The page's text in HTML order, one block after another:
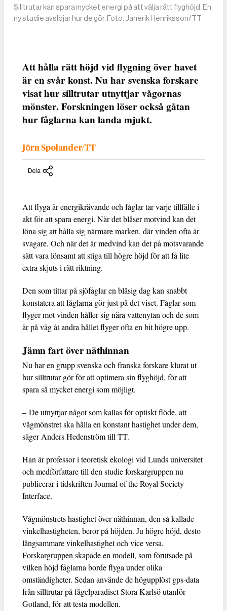
Silltrutar kan spara mycket energi på att välja rätt flyghöjd. En
ny studie avslöjar hur de gör. Foto: Janerik Henriksson/TT
Att hålla rätt höjd vid flygning över havet
är en svår konst. Nu har svenska forskare
visat hur silltrutar utnyttjar vågornas
mönster. Forskningen löser också gåtan
hur fåglarna kan landa mjukt.
Jörn Spolander/TT
Dela
Att flyga är energikrävande och fåglar tar varje tillfälle i
akt för att spara energi. När det blåser motvind kan det
löna sig att hålla sig närmare marken, där vinden ofta är
svagare. Och när det är medvind kan det på motsvarande
sätt vara lönsamt att stiga till högre höjd för att få lite
extra skjuts i rätt riktning.
Den som tittar på sjöfåglar en blåsig dag kan snabbt
konstatera att fåglarna gör just på det viset. Fåglar som
flyger mot vinden håller sig nära vattenytan och de som
är på väg åt andra hållet flyger ofta en bit högre upp.
Jämn fart över näthinnan
Nu har en grupp svenska och franska forskare klurat ut
hur silltrutar gör för att optimera sin flyghöjd, för att
spara så mycket energi som möjligt.
– De utnyttjar något som kallas för optiskt flöde, att
vågmönstret ska hålla en konstant hastighet under dem,
säger Anders Hedenström till TT.
Han är professor i teoretisk ekologi vid Lunds universitet
och medförfattare till den studie forskargruppen nu
publicerar i tidskriften Journal of the Royal Society
Interface.
Vågmönstrets hastighet över näthinnan, den så kallade
vinkelhastigheten, beror på höjden. Ju högre höjd, desto
långsammare vinkelhastighet och vice versa.
Forskargruppen skapade en modell, som förutsade på
vilken höjd fåglarna borde flyga under olika
omständigheter. Sedan använde de högupplöst gps-data
från silltrutar på fågelparadiset Stora Karlsö utanför
Gotland, för att testa modellen.